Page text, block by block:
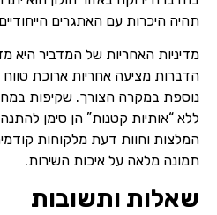
תהיה היכרות עם האתגרים
מדיניות האחריות של המדביר היא
הדברות מציעה אחריות ארוכת טווח
נוספת במקרה הצורך. שקיפות
ללא “אותיות קטנות” הן סימן
המלצות וחוות דעת מלקוחות
תמונה מלאה על איכות השירות.
שאלות ותשובות